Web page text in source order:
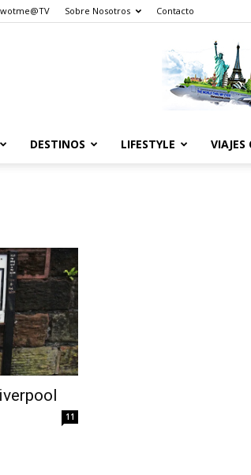
Sobre Nosotros Contacto
DESTINOS LIFESTYLE VIAJES
11